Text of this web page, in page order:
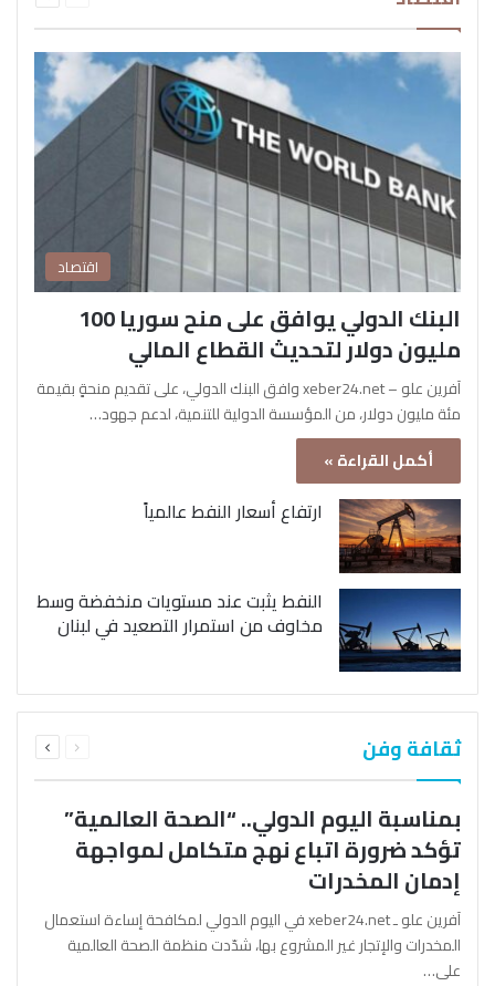
اقتصاد
البنك الدولي يوافق على منح سوريا 100
مليون دولار لتحديث القطاع المالي
آفرين علو – xeber24.net وافق البنك الدولي، على تقديم منحةٍ بقيمة
مئة مليون دولار، من المؤسسة الدولية للتنمية، لدعم جهود…
أكمل القراءة »
ارتفاع أسعار النفط عالمياً
النفط يثبت عند مستويات منخفضة وسط
مخاوف من استمرار التصعيد في لبنان
ثقافة وفن الصفحةالصفحة
بمناسبة اليوم الدولي.. “الصحة العالمية”
تؤكد ضرورة اتباع نهج متكامل لمواجهة
إدمان المخدرات
آفرين علو ـ xeber24.net في اليوم الدولي لمكافحة إساءة استعمال
المخدرات والإتجار غير المشروع بها، شدّدت منظمة الصحة العالمية
على…